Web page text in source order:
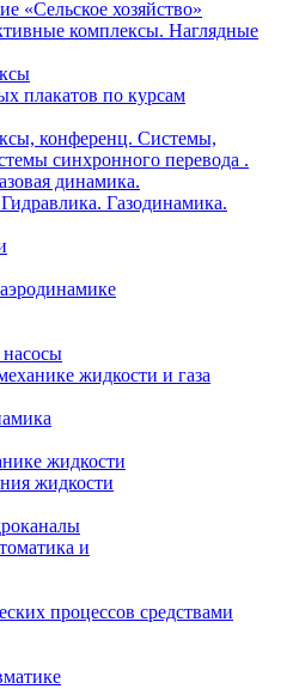
«Сельское хозяйство»
комплексы. Наглядные
плакатов по курсам
конференц. Системы,
синхронного перевода .
динамика.
Газодинамика.
жидкости и газа
жидкости
жидкости
и
процессов средствами